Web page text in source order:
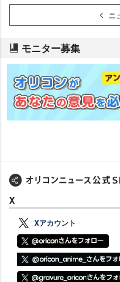
ニ
モニター募集
X
Xアカウント